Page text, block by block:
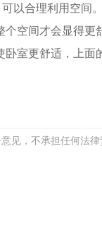
以合理利用空间
空间才会显得
室更舒适，上面
见，不承担任何法律